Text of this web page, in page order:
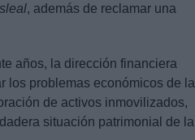
, además de reclamar una
años, la dirección financiera
los problemas económicos de la
de activos inmovilizados,
situación patrimonial de la